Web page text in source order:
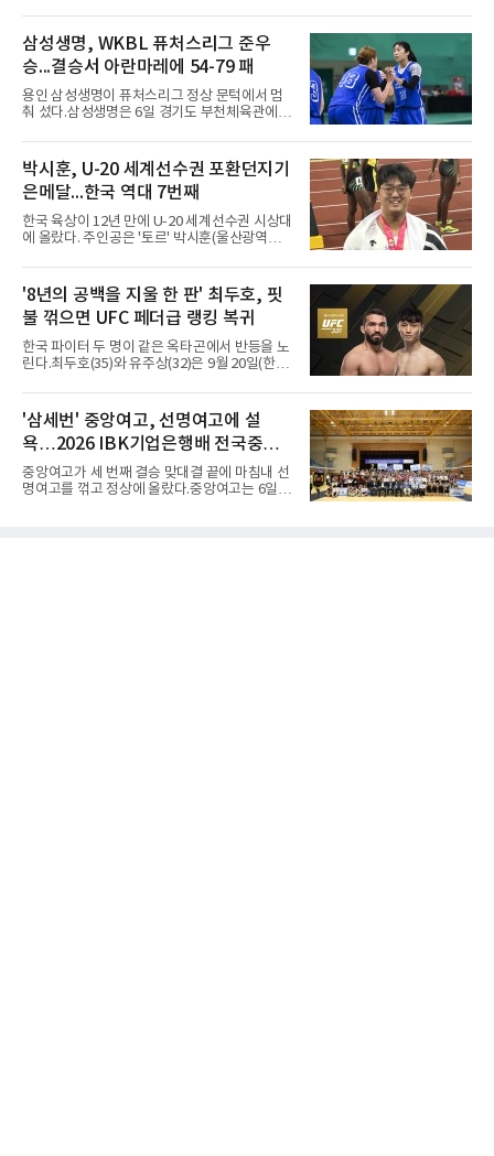
해남 우슬체육관에서 열린 대회 남고부 예선리
그 H조 1차전에서 부산중앙고를 98-76으로 제
압했다. 박지오가 26점, 김호원이 22점, 정우진
이 19점을 올리는 등 삼각편대의 고른 활약이 승
리를 이끌었다.경복고는 경기 초반부터 박지오
와 김호원의 내·외곽포가 고르게 터지며 주도권
을 잡았다. 전반을 40-34로 앞선 경복고는 후반
다.B조에서는 용산고가 안양고를 98-71로 꺾고
대회 2연승을 달렸다.한편 남중
삼성생명, WKBL 퓨처스리그 준우
승...결승서 아란마레에 54-79 패
용인 삼성생명이 퓨처스리그 정상 문턱에서 멈
춰 섰다.삼성생명은 6일 경기도 부천체육관에서
서 일본여자프로농구 2부 리그 아란마레에 54-
79로 졌다. 이다연이 14점을 넣었으나 20점 9리
바운드를 기록한 바이 쿰바 디야산을 앞세운 상
대를 넘지 못했다.이번 대회에 처음 출전한 아란
마레는 조별리그부터 결승까지 6전 전승을 거뒀
고, 디야산이 최우수선수(MVP)로 뽑혔다.
박시훈, U-20 세계선수권 포환던지기
은메달...한국 역대 7번째
한국 육상이 12년 만에 U-20 세계선수권 시상대
에 올랐다. 주인공은 '토르' 박시훈(울산광역시)
진 헤이워드 필드에서 열린 세계육상연맹(WA)
20세 이하 세계선수권 남자 포환던지기 결선에
서 20.31ｍ를 던져 2위에 올랐다. 우승자 알레산
드로 보르헤스(브라질)와는 4㎝ 차이였다.기록
의 의미는 크다. 1986년 시작된 이 대회에서 한
국이 따낸 메달은 은 1개와 동 5개뿐이다. 1992
년 이진일(800ｍ)의 은메달 이후 박재홍, 박재
7번째 메달리스트가 됐다.승부는 막판에 갈렸
다. 3차 시기에서 20.31ｍ로 선
'8년의 공백을 지울 한 판' 최두호, 핏
불 꺾으면 UFC 페더급 랭킹 복귀
한국 파이터 두 명이 같은 옥타곤에서 반등을 노
린다.최두호(35)와 유주상(32)은 9월 20일(한국
서 열리는 'UFC 331: 반 vs 판토자 2'에 출전해
각각 파트리시우 핏불(39·브라질), 마이클 애즈
웰 주니어(25·미국)와 맞선다.최두호의 목표는 8
년 만의 페더급 랭킹 재진입이다. 데뷔 후 3연속
KO승으로 11위까지 올랐던 그는 2018년 7월 순
위에서 빠졌고, 병역을 마치고 2023년 복귀한
뒤 1무에 이어 다시 3연속 KO승을 기록했다.상
'삼세번' 중앙여고, 선명여고에 설
욕…2026 IBK기업은행배 전국중고
배구대회 우승
중앙여고가 세 번째 결승 맞대결 끝에 마침내 선
명여고를 꺾고 정상에 올랐다.중앙여고는 6일